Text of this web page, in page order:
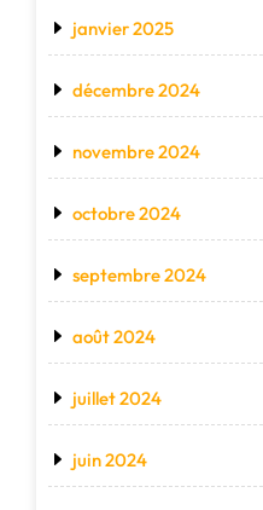
janvier 2025
décembre 2024
novembre 2024
octobre 2024
septembre 2024
août 2024
juillet 2024
juin 2024